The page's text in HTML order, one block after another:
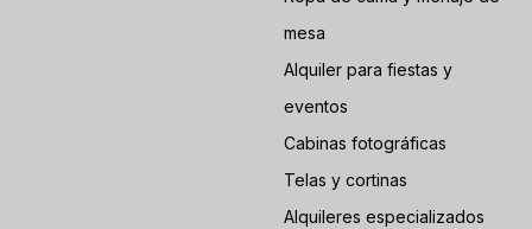
mesa
Alquiler para fiestas y
eventos
Cabinas fotográficas
Telas y cortinas
Alquileres especializados